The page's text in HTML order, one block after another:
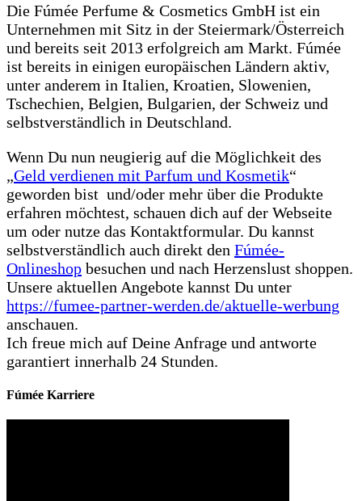
Die Fúmée Perfume & Cosmetics GmbH ist ein
Unternehmen mit Sitz in der Steiermark/Österreich
und bereits seit 2013 erfolgreich am Markt. Fúmée
ist bereits in einigen europäischen Ländern aktiv,
unter anderem in Italien, Kroatien, Slowenien,
Tschechien, Belgien, Bulgarien, der Schweiz und
selbstverständlich in Deutschland.
Wenn Du nun neugierig auf die Möglichkeit des
„Geld verdienen mit Parfum und Kosmetik“
geworden bist und/oder mehr über die Produkte
erfahren möchtest, schauen dich auf der Webseite
um oder nutze das Kontaktformular. Du kannst
selbstverständlich auch direkt den Fúmée-
Onlineshop besuchen und nach Herzenslust shoppen.
Unsere aktuellen Angebote kannst Du unter
https://fumee-partner-werden.de/aktuelle-werbung
anschauen.
Ich freue mich auf Deine Anfrage und antworte
garantiert innerhalb 24 Stunden.
Fúmée Karriere